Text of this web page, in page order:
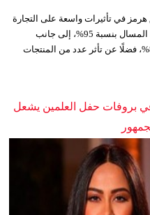
في تأثيرات واسعة على التجارة
العالمية، مع تراجع صادرات الغاز الطبيعي المسال بنسبة 95%، إلى جانب
انخفاض صادرات أسمدة اليوريا بنسبة 83%، فضلًا عن تأثر عدد من المنتجات
بروفات حفل العلمين يشعل